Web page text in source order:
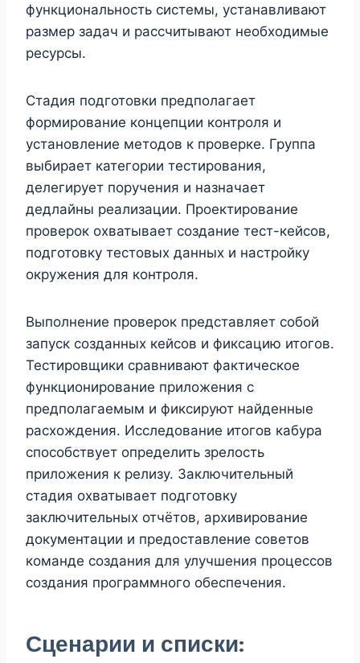
функциональность системы, устанавливают
размер задач и рассчитывают необходимые
ресурсы.
Стадия подготовки предполагает
формирование концепции контроля и
установление методов к проверке. Группа
выбирает категории тестирования,
делегирует поручения и назначает
дедлайны реализации. Проектирование
проверок охватывает создание тест-кейсов,
подготовку тестовых данных и настройку
окружения для контроля.
Выполнение проверок представляет собой
запуск созданных кейсов и фиксацию итогов.
Тестировщики сравнивают фактическое
функционирование приложения с
предполагаемым и фиксируют найденные
расхождения. Исследование итогов кабура
способствует определить зрелость
приложения к релизу. Заключительный
стадия охватывает подготовку
заключительных отчётов, архивирование
документации и предоставление советов
команде создания для улучшения процессов
создания программного обеспечения.
Сценарии и списки: